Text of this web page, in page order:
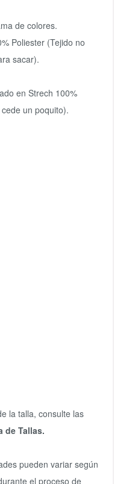
de colores.
Poliester (Tejido no
sacar).
en Strech 100%
un poquito).
la talla, consulte las
de Tallas.
pueden variar según
el proceso de